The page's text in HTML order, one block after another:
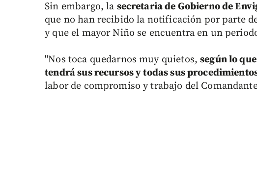
Sin embargo, la secretaria de Gobierno de
que no han recibido la notificación por parte
y que el mayor Niño se encuentra en un
"Nos toca quedarnos muy quietos,según lo
tendrá sus recursos y todas sus
labor de compromiso y trabajo del